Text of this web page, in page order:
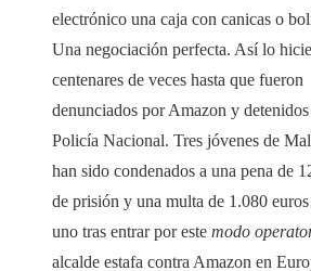
electrónico una caja con canicas o
Una negociación perfecta. Así lo
centenares de veces hasta que fueron
denunciados por Amazon y
Policía Nacional. Tres jóvenes de
han sido condenados a una pena de
de prisión y una multa de 1.080 euros
uno tras entrar por este modo
alcalde estafa contra Amazon en